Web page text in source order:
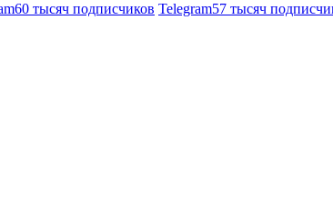
60 тысяч подписчиков Telegram57 тысяч